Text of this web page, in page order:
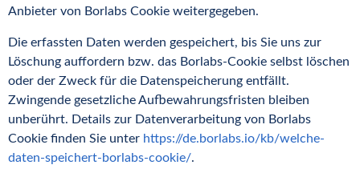
Anbieter von Borlabs Cookie weitergegeben.
Die erfassten Daten werden gespeichert, bis Sie uns zur
Löschung auffordern bzw. das Borlabs-Cookie selbst löschen
oder der Zweck für die Datenspeicherung entfällt.
Zwingende gesetzliche Aufbewahrungsfristen bleiben
unberührt. Details zur Datenverarbeitung von Borlabs
Cookie finden Sie unter https://de.borlabs.io/kb/welche-
daten-speichert-borlabs-cookie/.